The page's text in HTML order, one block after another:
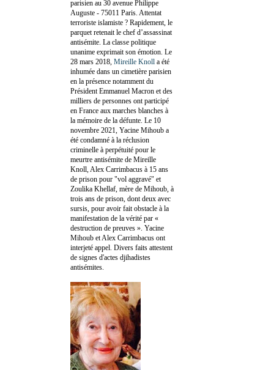
parisien au 30 avenue Philippe
Auguste - 75011 Paris. Attentat
terroriste islamiste ? Rapidement, le
parquet retenait le chef d’assassinat
antisémite. La classe politique
unanime exprimait son émotion. Le
28 mars 2018, Mireille Knoll a été
inhumée dans un cimetière parisien
en la présence notamment du
Président Emmanuel Macron et des
milliers de personnes ont participé
en France aux marches blanches à
la mémoire de la défunte. Le 10
novembre 2021, Yacine Mihoub a
été condamné à la réclusion
criminelle à perpétuité pour le
meurtre antisémite de Mireille
Knoll, Alex Carrimbacus à 15 ans
de prison pour "vol aggravé" et
Zoulika Khellaf, mère de Mihoub, à
trois ans de prison, dont deux avec
sursis, pour avoir fait obstacle à la
manifestation de la vérité par «
destruction de preuves ». Yacine
Mihoub et Alex Carrimbacus ont
interjeté appel. Divers faits attestent
de signes d'actes djihadistes
antisémites.